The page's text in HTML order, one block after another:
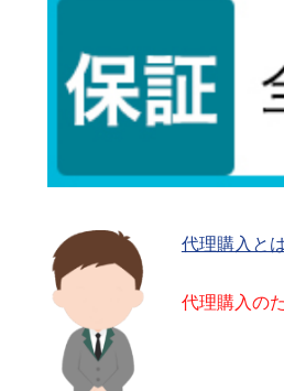
代理購入と
代理購入の